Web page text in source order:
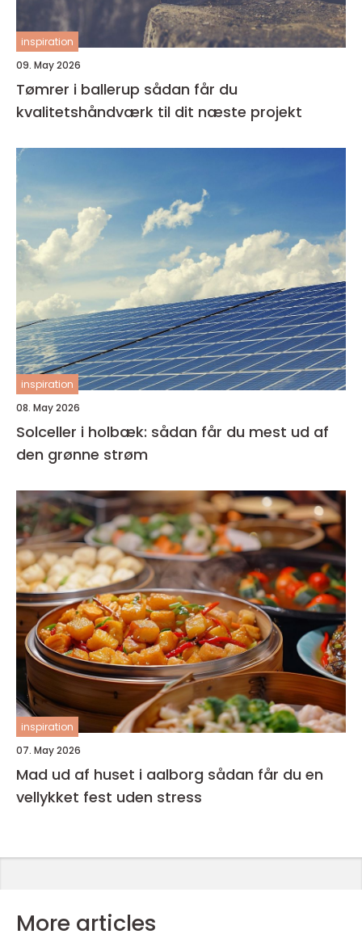
inspiration
09. May 2026
Tømrer i ballerup sådan får du
kvalitetshåndværk til dit næste projekt
inspiration
08. May 2026
Solceller i holbæk: sådan får du mest ud af
den grønne strøm
inspiration
07. May 2026
Mad ud af huset i aalborg sådan får du en
vellykket fest uden stress
More articles